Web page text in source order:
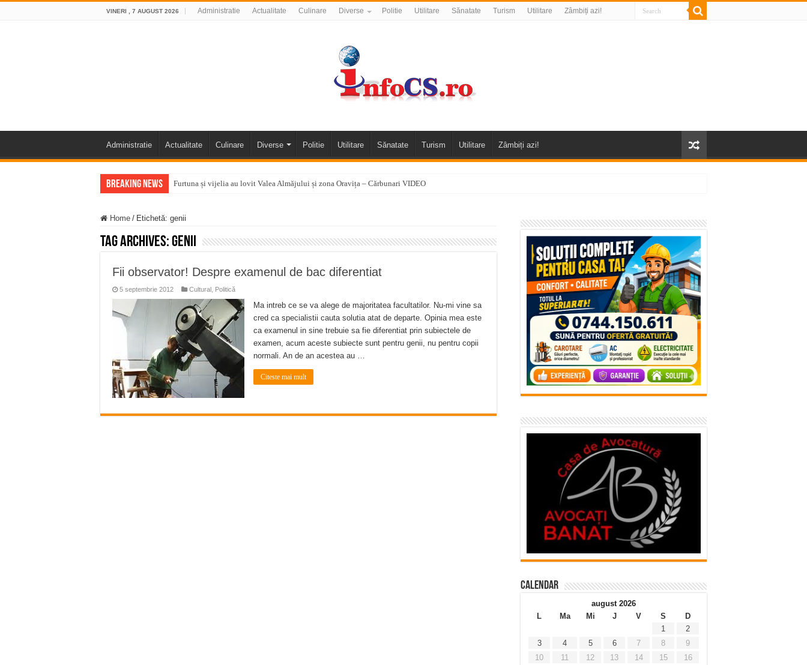
VINERI , 7 AUGUST 2026 Administratie Actualitate Culinare Diverse Politie Utilitare Sănatate Turism Utilitare Zâmbiți azi!
Administratie Actualitate Culinare Diverse Politie Utilitare Sănatate Turism Utilitare Zâmbiți azi!
Breaking News Furtuna și vijelia au lovit Valea Almăjului și zona Oravița – Cărbunari VIDEO
ANUNŢ OPRIRE ANUNŢ OPRIRE APĂ în ORAVIȚA – 05.08.2026 – avarie
Anunț important – Închidere temporară Podul de Piatră din Herculane
Miresme de lavandă, mentă și flori de vară și râsete de copii la Carașova VIDEO
ANUNȚ OPRIRE APĂ în Reșița – avarie – 04.08.2026 – str. Văliugului și Plastomet
ANUNŢ OPRIRE APĂ în CARANSEBEȘ – 04.08.2026 – avarie – Calea Severinului
ANUNŢ OPRIRE APĂ în CARANSEBEȘ avarie
ANUNȚ OPRIRE APĂ în Reșița, cartier Țerova – avarie – 04.08.2026
Home / Etichetă: genii
Tag Archives:genii
Fii observator! Despre examenul de bac diferentiat
5 septembrie 2012 Cultural Politică
Ma intreb ce se va alege de majoritatea facultatilor. Nu-mi vine sa
cred ca specialistii cauta solutia atat de departe. Opinia mea este
ca examenul in sine trebuie sa fie diferentiat prin subiectele de
examen, acum aceste subiecte sunt pentru genii, nu pentru copii
normali. An de an acestea au …
Citeste mai mult
Calendar
august 2026
L
Ma Mi J V S
D
1
2
3
4 5 6 7 8
9
10
11 12 13 14 15
16